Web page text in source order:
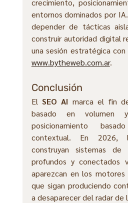
crecimiento,
entornos dominados por
depender de tácticas
construir autoridad digital
www.bytheweb.com.ar.
Conclusión
El SEO AI marca el fin
basado en
posicionamiento
contextual. En 2026,
construyan sistemas de
profundos y conectados
aparezcan en los
que sigan produciendo
a desaparecer del radar de